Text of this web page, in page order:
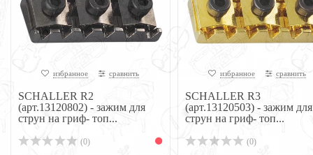
избранное сравнить
SCHALLER R2
(арт.13120802) - зажим для
струн на гриф- топ...
(0)
избранное сравнить
SCHALLER R3
(арт.13120503) - зажим для
струн на гриф- топ...
(0)